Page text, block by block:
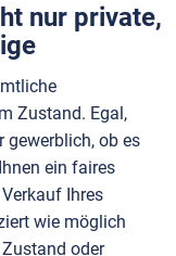
nur private,
Zustand. Egal,
gewerblich, ob es
ein faires
Ihres
wie möglich
oder